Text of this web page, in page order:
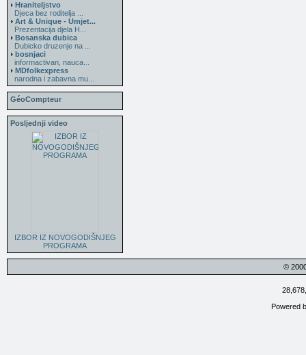
Hraniteljstvo
Djeca bez roditelja ...
Art & Unique - Umjet...
Prezentacija djela H...
Bosanska dubica
Dubicko druzenje na ...
bosnjaci
informactivan, nauca...
MDfolkexpress
narodna i zabavna mu...
GéoCompteur
Posljednji video
IZBOR IZ NOVOGODIŠNJEG
PROGRAMA
©
Powered